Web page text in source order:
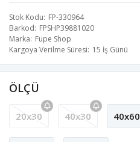
Stok Kodu FP-330964
Barkod FPSHP39881020
Marka Fupe Shop
Kargoya Verilme Süresi 15 İş Günü
ÖLÇÜ
20x30 40x30 40x60